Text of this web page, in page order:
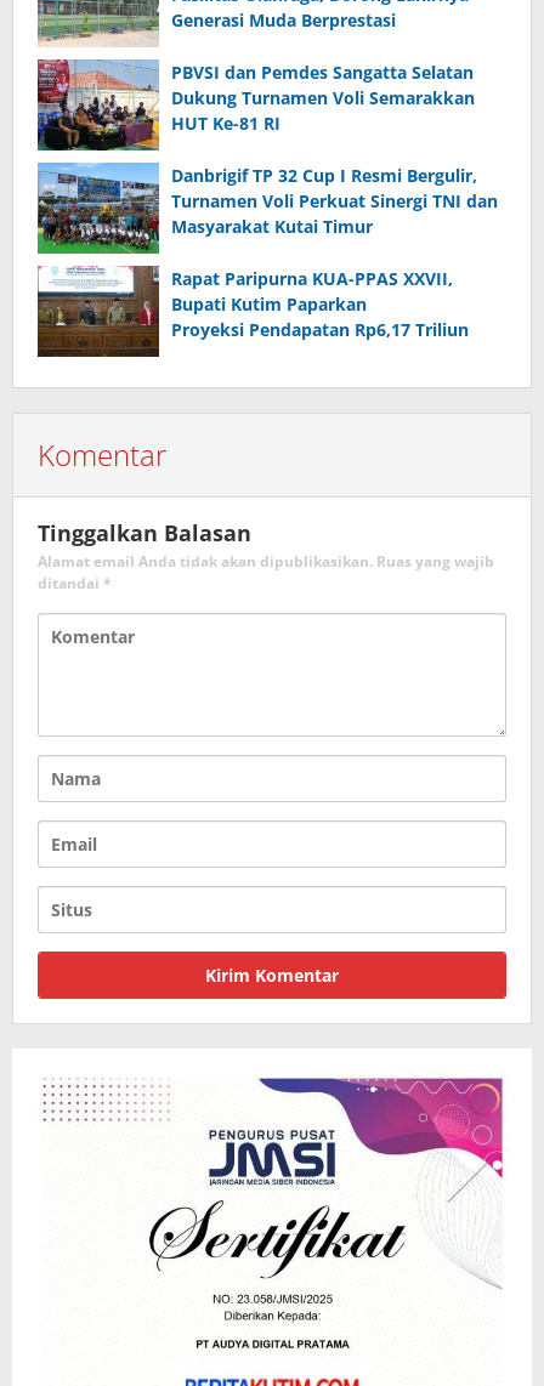
Generasi Muda Berprestasi
PBVSI dan Pemdes Sangatta Selatan
Dukung Turnamen Voli Semarakkan
HUT Ke-81 RI
Danbrigif TP 32 Cup I Resmi Bergulir,
Turnamen Voli Perkuat Sinergi TNI dan
Masyarakat Kutai Timur
Rapat Paripurna KUA-PPAS XXVII,
Bupati Kutim Paparkan
Proyeksi Pendapatan Rp6,17 Triliun
Komentar
Tinggalkan Balasan
Alamat email Anda tidak akan dipublikasikan. Ruas yang wajib
ditandai *